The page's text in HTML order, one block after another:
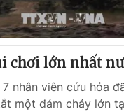
chơi lớn nhất
nhân viên cứu hỏa
một đám cháy lớn